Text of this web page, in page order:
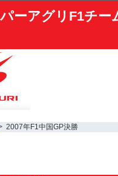
ーアグリF1チー
2007年F1中国GP決勝